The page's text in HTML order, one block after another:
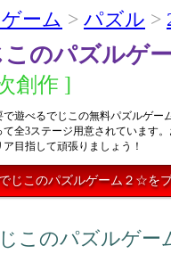
ーム > パズル >
のパズルゲ
創作 ]
で遊べるでじこの無料パズルゲー
て全3ステージ用意されています
目指して頑張りましょう！
このパズルゲーム２☆を
このパズルゲー